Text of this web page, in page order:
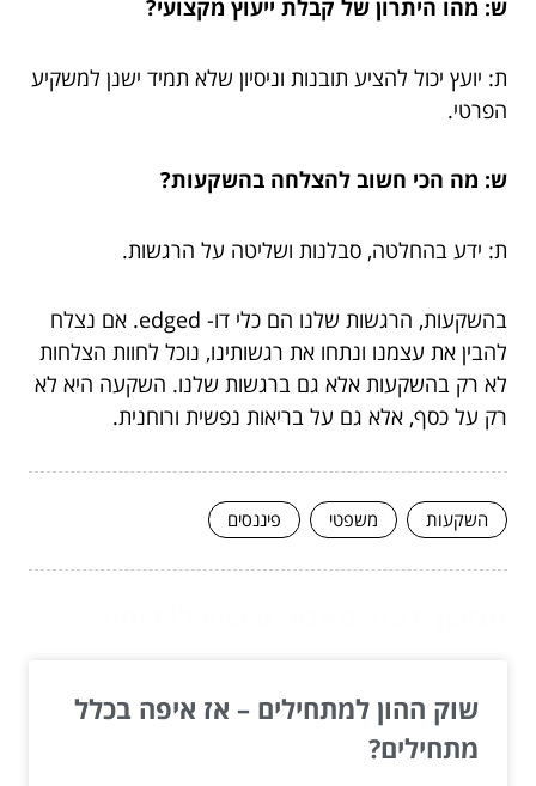
ש: מהו היתרון של קבלת ייעוץ מקצועי?
ת: יועץ יכול להציע תובנות וניסיון שלא תמיד ישנן למשקיע
הפרטי.
ש: מה הכי חשוב להצלחה בהשקעות?
ת: ידע בהחלטה, סבלנות ושליטה על הרגשות.
בהשקעות, הרגשות שלנו הם כלי דו- edged. אם נצלח
להבין את עצמנו ונתחו את רגשותינו, נוכל לחוות הצלחות
לא רק בהשקעות אלא גם ברגשות שלנו. השקעה היא לא
רק על כסף, אלא גם על בריאות נפשית ורוחנית.
השקעות משפטי פיננסים
שוק ההון למתחילים – אז איפה בכלל
מתחילים?